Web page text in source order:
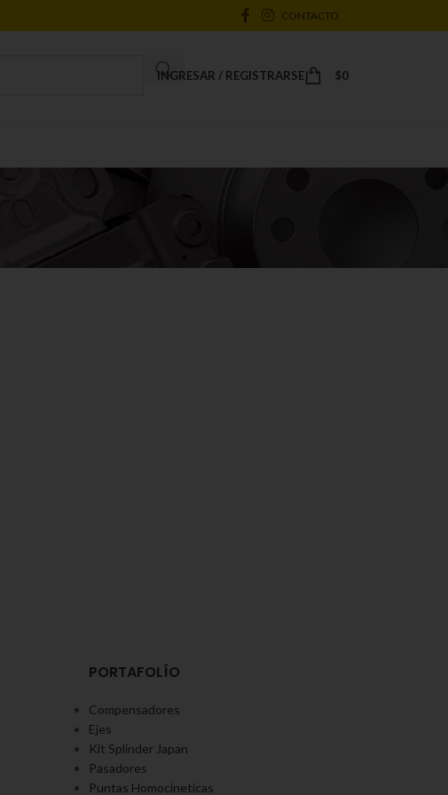
CONTACTO
INGRESAR / REGISTRARSE $0
PORTAFOLÍO
Compensadores
Ejes
Kit Splinder Japan
Pasadores
Puntas Homocineticas